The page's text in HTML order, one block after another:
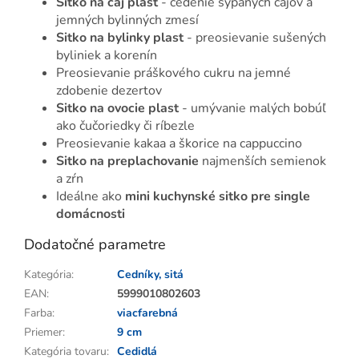
jemných bylinných zmesí
Sitko na bylinky plast - preosievanie sušených
byliniek a korenín
Preosievanie práškového cukru na jemné
zdobenie dezertov
Sitko na ovocie plast - umývanie malých bobúľ
ako čučoriedky či ríbezle
Preosievanie kakaa a škorice na cappuccino
Sitko na preplachovanie najmenších semienok
a zŕn
Ideálne ako mini kuchynské sitko pre single
domácnosti
Dodatočné parametre
Kategória:
Cedníky, sitá
EAN:
5999010802603
Farba:
viacfarebná
Priemer:
9 cm
Kategória tovaru: Cedidlá